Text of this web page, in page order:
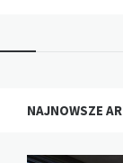
NAJNOWSZE